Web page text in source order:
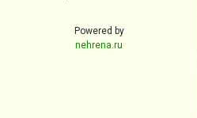
Powered by
nehrena.ru